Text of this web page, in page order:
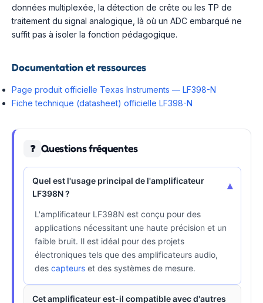
données multiplexée, la détection de crête ou les TP de
traitement du signal analogique, là où un ADC embarqué ne
suffit pas à isoler la fonction pédagogique.
Documentation et ressources
Page produit officielle Texas Instruments — LF398-N
Fiche technique (datasheet) officielle LF398-N
❓ Questions fréquentes
Quel est l'usage principal de l'amplificateur
LF398N ?
▾
L'amplificateur LF398N est conçu pour des
applications nécessitant une haute précision et un
faible bruit. Il est idéal pour des projets
électroniques tels que des amplificateurs audio,
des capteurs et des systèmes de mesure.
Cet amplificateur est-il compatible avec d'autres